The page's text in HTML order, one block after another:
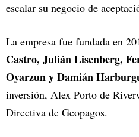
escalar su negocio de
La empresa fue fundada en
Castro, Julián Lisenberg,
Oyarzun y Damián
inversión, Alex Porto de
Directiva de Geopagos.